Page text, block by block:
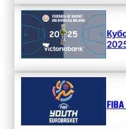
FIBA